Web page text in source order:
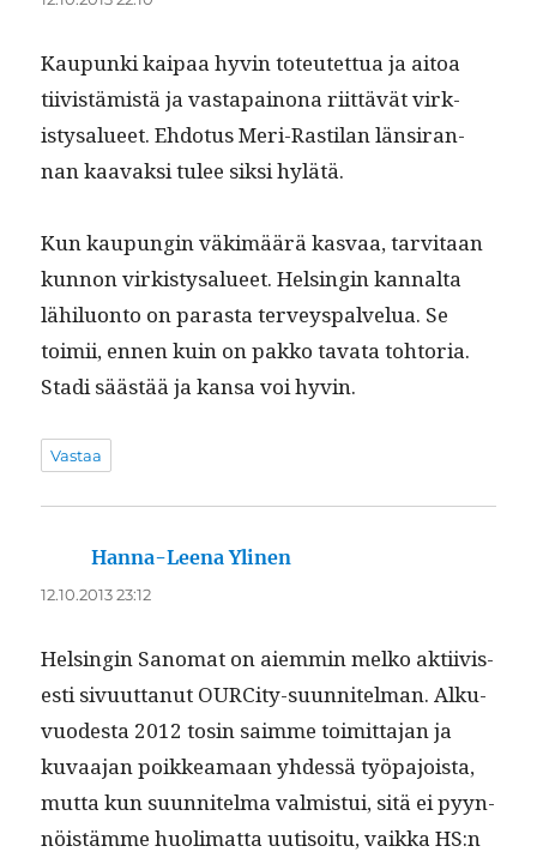
Kaupun­ki kaipaa hyvin toteutet­tua ja aitoa
tiivistämistä ja vastapain­ona riit­tävät virk­
istysalueet. Ehdo­tus Meri-Rasti­lan län­sir­an­
nan kaavak­si tulee sik­si hylätä.
Kun kaupun­gin väkimäärä kas­vaa, tarvi­taan
kun­non virk­istysalueet. Helsin­gin kannal­ta
lähilu­on­to on paras­ta ter­veyspalvelua. Se
toimii, ennen kuin on pakko tava­ta tohto­ria.
Sta­di säästää ja kansa voi hyvin.
Vastaa
Hanna-Leena Ylinen
12.10.2013 23:12
Helsin­gin Sanomat on aiem­min melko akti­ivis­
es­ti sivu­ut­tanut OURCi­ty-suun­nitel­man. Alku­
vuodes­ta 2012 tosin saimme toimit­ta­jan ja
kuvaa­jan poikkea­maan yhdessä työ­pa­joista,
mut­ta kun suun­nitel­ma valmis­tui, sitä ei pyyn­
nöistämme huoli­mat­ta uuti­soitu, vaik­ka HS:n